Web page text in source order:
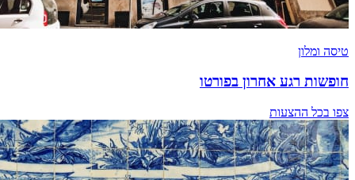
טיסה ומלון
חופשות רגע אחרון בפורטו
צפו בכל ההצעות